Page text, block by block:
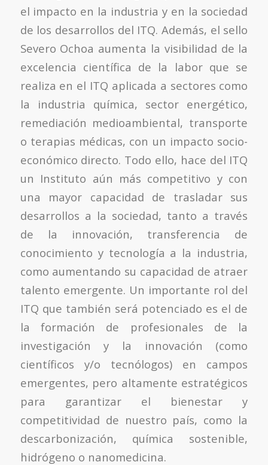
el impacto en la industria y en la sociedad
de los desarrollos del ITQ. Además, el sello
Severo Ochoa aumenta la visibilidad de la
excelencia científica de la labor que se
realiza en el ITQ aplicada a sectores como
la industria química, sector energético,
remediación medioambiental, transporte
o terapias médicas, con un impacto socio-
económico directo. Todo ello, hace del ITQ
un Instituto aún más competitivo y con
una mayor capacidad de trasladar sus
desarrollos a la sociedad, tanto a través
de la innovación, transferencia de
conocimiento y tecnología a la industria,
como aumentando su capacidad de atraer
talento emergente. Un importante rol del
ITQ que también será potenciado es el de
la formación de profesionales de la
investigación y la innovación (como
científicos y/o tecnólogos) en campos
emergentes, pero altamente estratégicos
para garantizar el bienestar y
competitividad de nuestro país, como la
descarbonización, química sostenible,
hidrógeno o nanomedicina.